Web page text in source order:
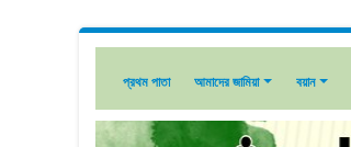
প্রথম পাতা আমাদের জামিয়া বয়ান